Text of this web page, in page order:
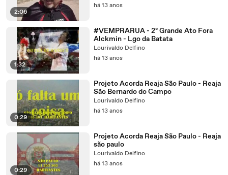
2:06
há 13 anos
1:32
#VEMPRARUA - 2º Grande Ato Fora
Alckmin - Lgo da Batata
Lourivaldo Delfino
há 13 anos
0:29
Projeto Acorda Reaja São Paulo - Reaja
São Bernardo do Campo
Lourivaldo Delfino
há 13 anos
0:29
Projeto Acorda Reaja São Paulo - Reaja
são paulo
Lourivaldo Delfino
há 13 anos